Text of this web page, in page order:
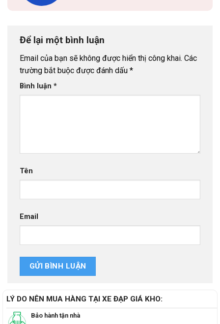
Để lại một bình luận
Email của bạn sẽ không được hiển thị công khai. Các
trường bắt buộc được đánh dấu *
Bình luận *
Tên
Email
LÝ DO NÊN MUA HÀNG TẠI XE ĐẠP GIÁ KHO:
Bảo hành tận nhà